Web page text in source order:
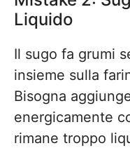
Liquido
Il sugo fa grumi
insieme sulla
Bisogna
energicamente
rimane troppo